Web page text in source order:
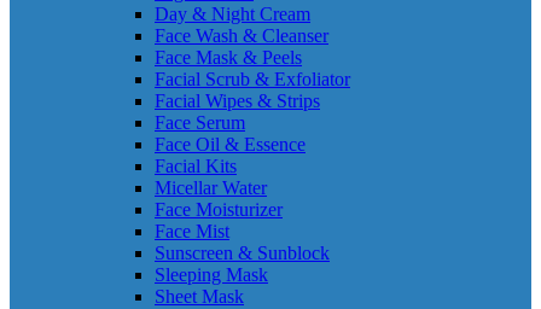
Day & Night Cream
Face Wash & Cleanser
Face Mask & Peels
Facial Scrub & Exfoliator
Facial Wipes & Strips
Face Serum
Face Oil & Essence
Facial Kits
Micellar Water
Face Moisturizer
Face Mist
Sunscreen & Sunblock
Sleeping Mask
Sheet Mask